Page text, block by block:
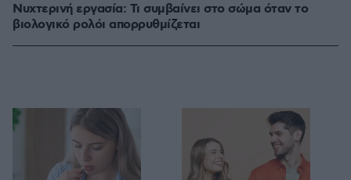
Νυχτερινή εργασία: Τι συμβαίνει στο σώμα όταν το
βιολογικό ρολόι απορρυθμίζεται